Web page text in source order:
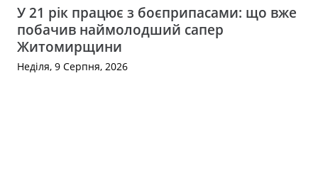
У 21 рік працює з боєприпасами: що вже
побачив наймолодший сапер
Житомирщини
Неділя, 9 Серпня, 2026